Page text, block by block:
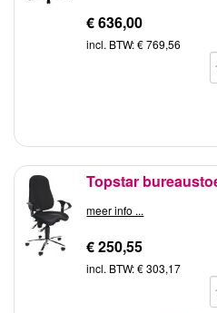
€ 636,00
incl. BTW: € 769,56
Topstar
meer info ...
€ 250,55
incl. BTW: € 303,17